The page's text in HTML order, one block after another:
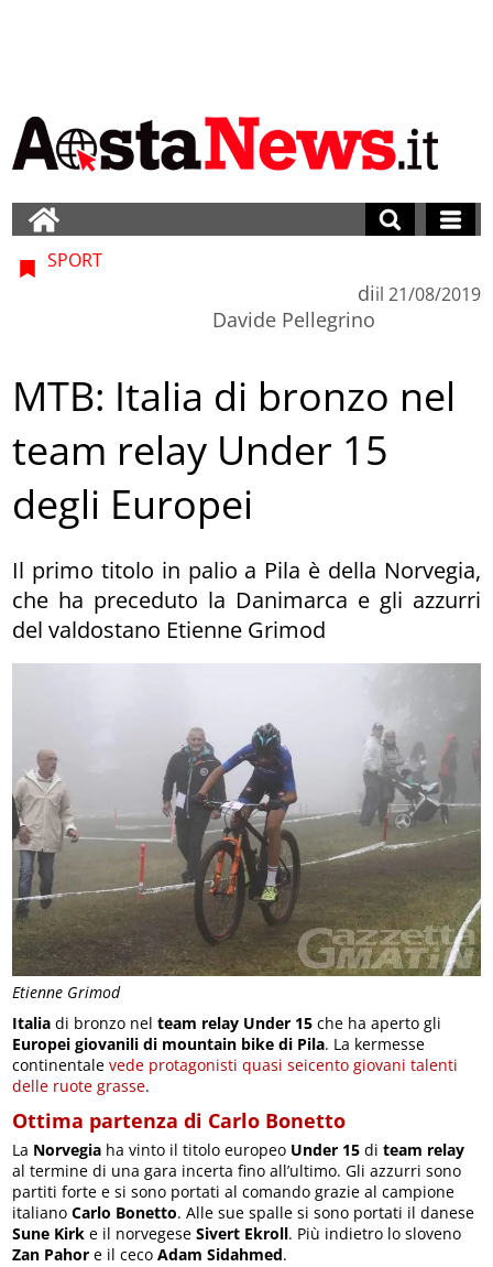
Etienne Grimod
SPORT
di
Davide Pellegrino
il 21/08/2019
MTB: Italia di bronzo nel
team relay Under 15
degli Europei
Il primo titolo in palio a Pila è della Norvegia,
che ha preceduto la Danimarca e gli azzurri
del valdostano Etienne Grimod
Italia di bronzo nelteam relay Under 15 che ha aperto gli
Europei giovanili di mountain bike di Pila. La kermesse
continentalevede protagonisti quasi seicento giovani talenti
delle ruote grasse.
Ottima partenza di Carlo Bonetto
La Norvegia ha vinto il titolo europeo Under 15 diteam relay
al termine di una gara incerta fino all’ultimo. Gli azzurri sono
partiti forte e si sono portati al comando grazie al campione
italianoCarlo Bonetto. Alle sue spalle si sono portati il danese
Sune Kirk e il norvegeseSivert Ekroll. Più indietro lo sloveno
Zan Pahor e il cecoAdam Sidahmed.